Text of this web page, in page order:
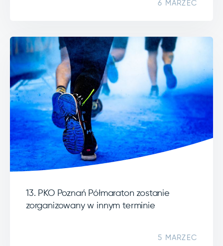
6 MARZEC
13. PKO Poznań Półmaraton zostanie
zorganizowany w innym terminie
5 MARZEC